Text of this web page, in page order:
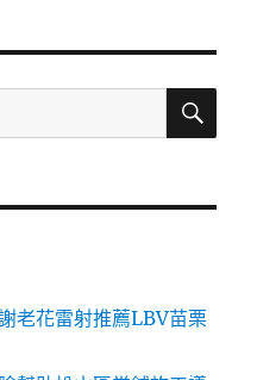
搜
老花雷射推薦LBV苗栗